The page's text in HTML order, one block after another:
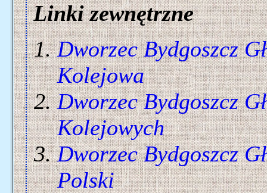
Linki zewnętrzne
Dworzec Bydgoszcz
Kolejowa
Dworzec Bydgoszcz
Kolejowych
Dworzec Bydgoszcz
Polski